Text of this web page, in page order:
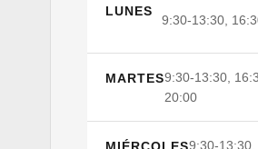
LUNES
9:30-13:30,
MARTES9:30-13:30,
20:00
9:30-13:30,